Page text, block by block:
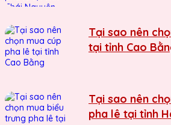
Tại sao nên
tại tỉnh Cao
Tại sao nên
pha lê tại tỉnh